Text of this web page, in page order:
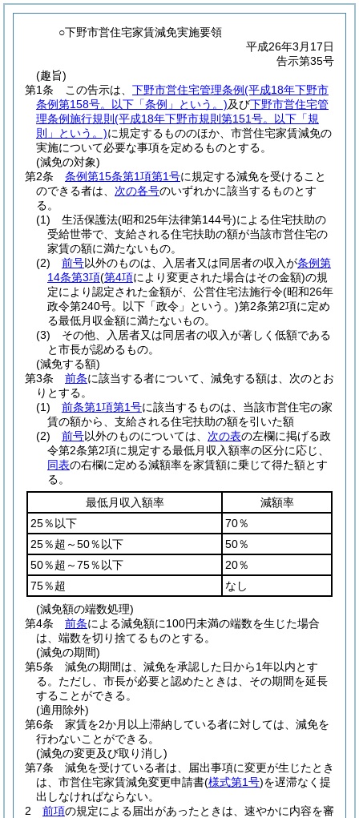
○下野市営住宅家賃減免実施要領
平成26年3月17日
告示第35号
(趣旨)
第1条
この告示は、 下野市営住宅管理条例(平成18年下野市
条例第158号。以下「条例」という。)及び下野市営住宅管
理条例施行規則 (平成18年下野市規則第151号。以下「規
則」という。)に規定するもののほか、市営住宅家賃減免の
実施について必要な事項を定めるものとする。
(減免の対象)
第2条
条例第15条第1項第1号に規定する減免を受けること
のできる者は、 次の各号のいずれかに該当するものとす
る。
(1)
生活保護法(昭和25年法律第144号)による住宅扶助の
受給世帯で、支給される住宅扶助の額が当該市営住宅の
家賃の額に満たないもの。
(2)
前号以外のものは、入居者又は同居者の収入が条例第
14条第3項(第4項により変更された場合はその金額)の規
定により認定された金額が、公営住宅法施行令(昭和26年
政令第240号。以下「政令」という。)第2条第2項に定め
る最低月収金額に満たないもの。
(3)
その他、入居者又は同居者の収入が著しく低額である
と市長が認めるもの。
(減免する額)
第3条
前条に該当する者について、減免する額は、次のとお
りとする。
(1)
前条第1項第1号に該当するものは、当該市営住宅の家
賃の額から、支給される住宅扶助の額を引いた額
(2)
前号以外のものについては、 次の表の左欄に掲げる政
令第2条第2項に規定する最低月収入額率の区分に応じ、
同表の右欄に定める減額率を家賃額に乗じて得た額とす
る。
最低月収入額率
減額率
25％以下
70％
25％超～50％以下
50％
50％超～75％以下
20％
75％超
なし
(減免額の端数処理)
第4条
前条による減免額に100円未満の端数を生じた場合
は、端数を切り捨てるものとする。
(減免の期間)
第5条
減免の期間は、減免を承認した日から1年以内とす
る。 ただし、市長が必要と認めたときは、その期間を延長
することができる。
(適用除外)
第6条
家賃を2か月以上滞納している者に対しては、減免を
行わないことができる。
(減免の変更及び取り消し)
第7条
減免を受けている者は、届出事項に変更が生じたとき
は、市営住宅家賃減免変更申請書(様式第1号)を遅滞なく提
出しなければならない。
2
前項の規定による届出があったときは、速やかに内容を審